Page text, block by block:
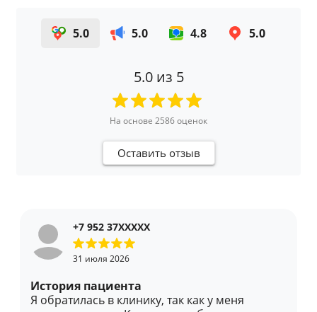
5.0 5.0 4.8 5.0
5.0из 5
На основе 2586оценок
Оставить отзыв
+7 952 37XXXXX
31 июля 2026
История пациента
Я обратилась в клинику, так как у меня